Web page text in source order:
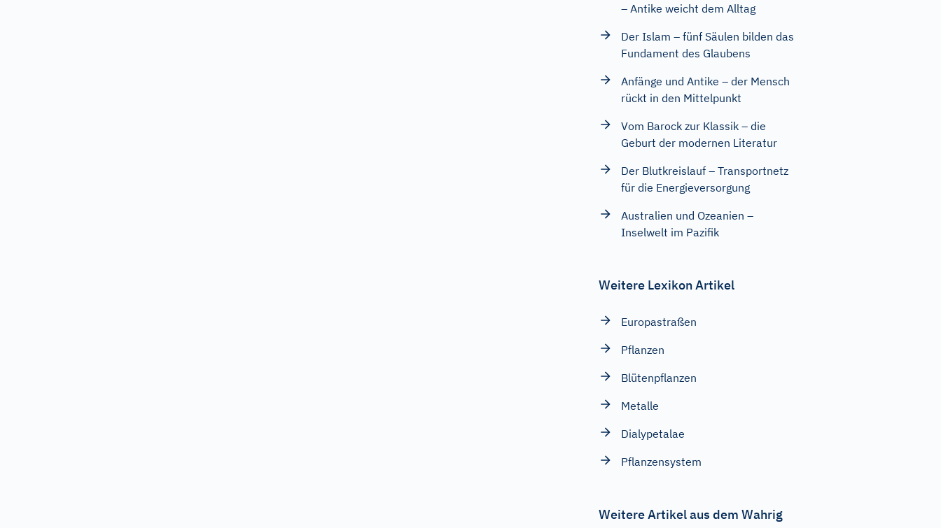
– Antike weicht dem Alltag
Der Islam – fünf Säulen bilden das
Fundament des Glaubens
Anfänge und Antike – der Mensch
rückt in den Mittelpunkt
Vom Barock zur Klassik – die
Geburt der modernen Literatur
Der Blutkreislauf – Transportnetz
für die Energieversorgung
Australien und Ozeanien –
Inselwelt im Pazifik
Weitere Lexikon Artikel
Europastraßen
Pflanzen
Blütenpflanzen
Metalle
Dialypetalae
Pflanzensystem
Weitere Artikel aus dem Wahrig